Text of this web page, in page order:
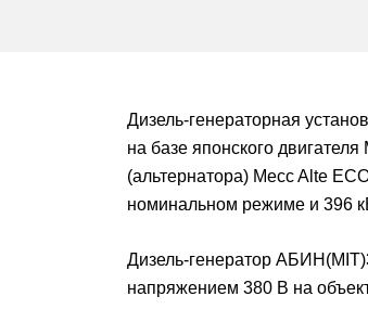
Дизель-генераторная
на базе японского
(альтернатора) Mecc Alte
номинальном режиме и 396
Дизель-генератор
напряжением 380 В на